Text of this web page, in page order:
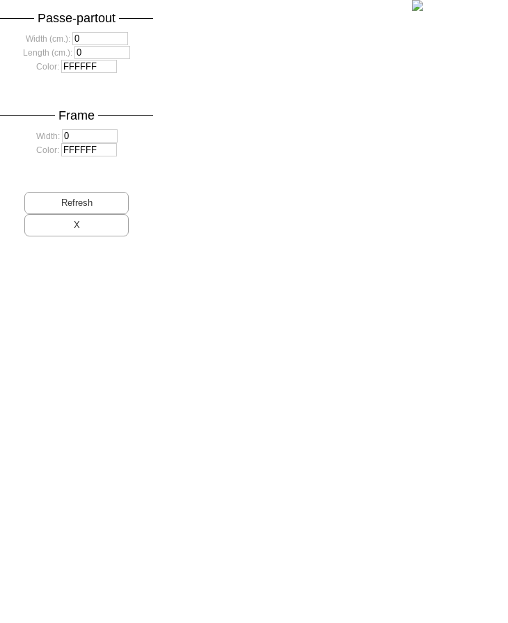
Passe-partout
Width (cm.):
Length (cm.):
Color:
Frame
Width:
Color: